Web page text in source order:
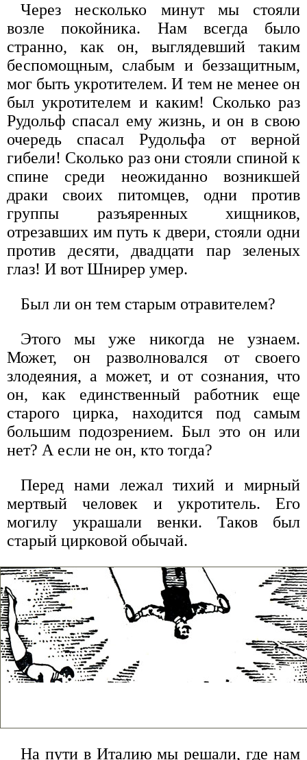
Через несколько минут мы стояли
возле покойника. Нам всегда было
странно, как он, выглядевший таким
беспомощным, слабым и беззащитным,
мог быть укротителем. И тем не менее он
был укротителем и каким! Сколько раз
Рудольф спасал ему жизнь, и он в свою
очередь спасал Рудольфа от верной
гибели! Сколько раз они стояли спиной к
спине среди неожиданно возникшей
драки своих питомцев, одни против
группы разъяренных хищников,
отрезавших им путь к двери, стояли одни
против десяти, двадцати пар зеленых
глаз! И вот Шнирер умер.
Был ли он тем старым отравителем?
Этого мы уже никогда не узнаем.
Может, он разволновался от своего
злодеяния, а может, и от сознания, что
он, как единственный работник еще
старого цирка, находится под самым
большим подозрением. Был это он или
нет? А если не он, кто тогда?
Перед нами лежал тихий и мирный
мертвый человек и укротитель. Его
могилу украшали венки. Таков был
старый цирковой обычай.
На пути в Италию мы решали, где нам